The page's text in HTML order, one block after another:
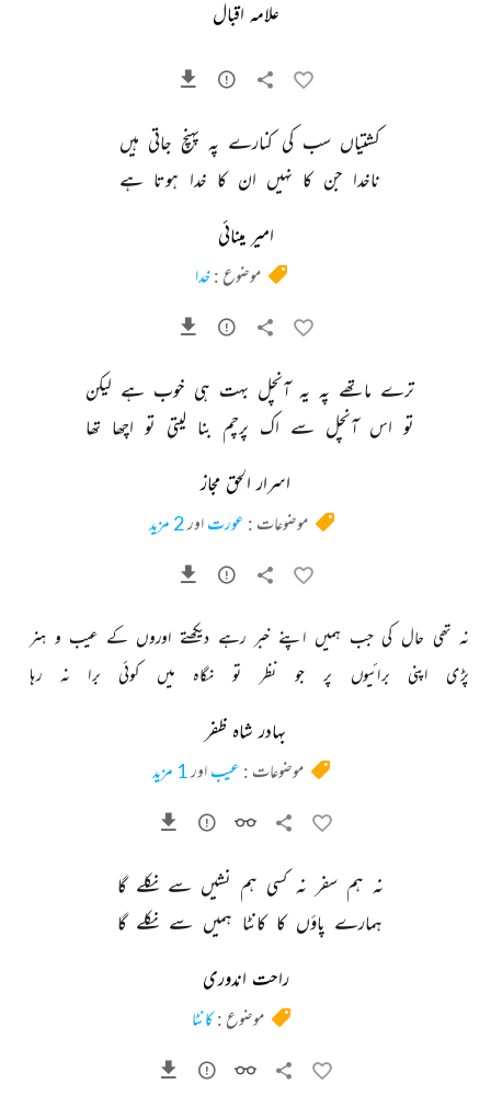
علامہ اقبال
کشتیاں سب کی کنارے پہ پہنچ جاتی ہیں
ناخدا جن کا نہیں ان کا خدا ہوتا ہے
امیر مینائی
موضوع :خدا
ترے ماتھے پہ یہ آنچل بہت ہی خوب ہے لیکن
تو اس آنچل سے اک پرچم بنا لیتی تو اچھا تھا
اسرار الحق مجاز
موضوعات : عورت اور2 مزید
نہ تھی حال کی جب ہمیں اپنے خبر رہے دیکھتے اوروں کے عیب و ہنر
پڑی
اپنی برائیوں پر جو نظر تو نگاہ میں کوئی برا نہ رہا
بہادر شاہ ظفر
موضوعات : عیباور1 مزید
نہ ہم سفر نہ کسی ہم نشیں سے نکلے گا
ہمارے پاؤں کا کانٹا ہمیں سے نکلے گا
راحت اندوری
موضوع :کانٹا